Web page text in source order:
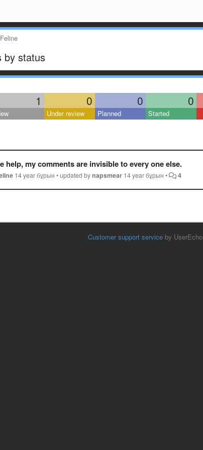
by status
1 0 0 0
Under review Planned Started
help, my comments are invisible to every one else.
14 year бұрын •updated bynapsmear 14 year бұрын • 4
Customer support serviceby UserEcho